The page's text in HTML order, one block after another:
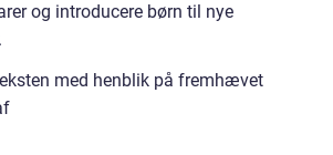
og introducere børn til nye
med henblik på fremhævet